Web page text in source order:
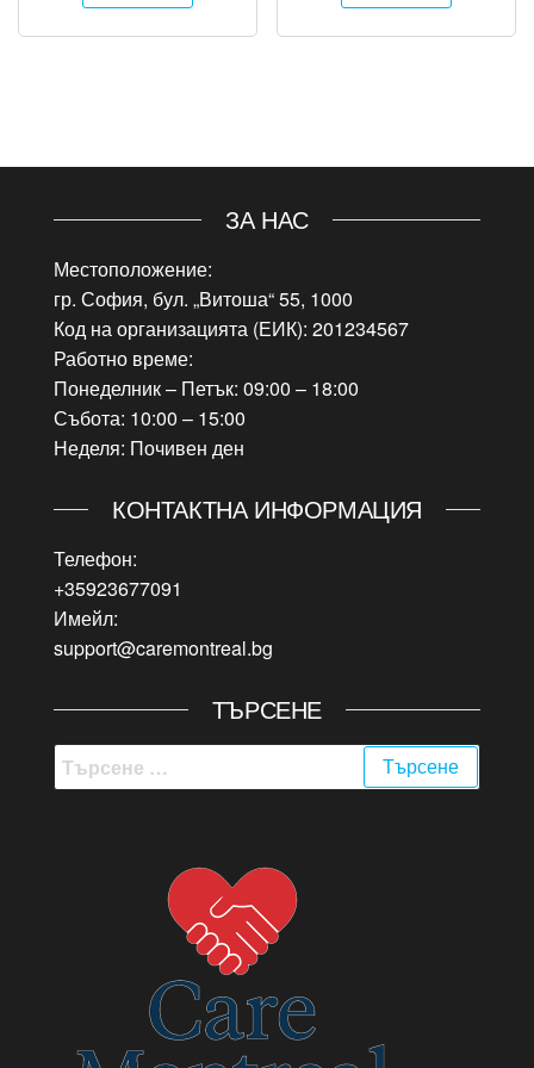
ЗА НАС
Местоположение:
гр. София, бул. „Витоша“ 55, 1000
Код на организацията (ЕИК): 201234567
Работно време:
Понеделник – Петък: 09:00 – 18:00
Събота: 10:00 – 15:00
Неделя: Почивен ден
КОНТАКТНА ИНФОРМАЦИЯ
Телефон:
+35923677091
Имейл:
support@caremontreal.bg
ТЪРСЕНЕ
Търсене
за: